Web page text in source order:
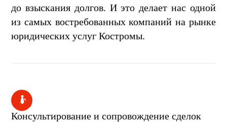
до взыскания долгов. И это делает нас одной
из самых востребованных компаний на рынке
юридических услуг Костромы.
​Консультирование и сопровождение сделок​